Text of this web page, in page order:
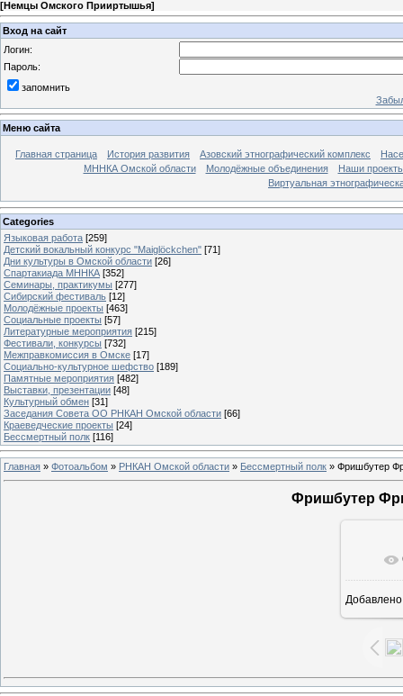
[Немцы Омского Прииртышья]
Вход на сайт
Логин:
Пароль:
запомнить
Меню сайта
Главная страница История развития Азовский этнографический комплекс
МННКА Омской области
Молодёжные объединения
Наши
Виртуальная
Categories
Языковая работа [259]
Детский вокальный конкурс "Maiglöckchen" [71]
Дни культуры в Омской области [26]
Спартакиада МННКА [352]
Семинары, практикумы [277]
Сибирский фестиваль [12]
Молодёжные проекты [463]
Социальные проекты [57]
Литературные мероприятия [215]
Фестивали, конкурсы [732]
Межправкомиссия в Омске [17]
Социально-культурное шефство [189]
Памятные мероприятия [482]
Выставки, презентации [48]
Культурный обмен [31]
Заседания Совета ОО РНКАН Омской области [66]
Краеведческие проекты [24]
Бессмертный полк [116]
Главная » Фотоальбом » РНКАН Омской области » Бессмертный полк » Фришбутер
Фришбутер
В
Добавлено